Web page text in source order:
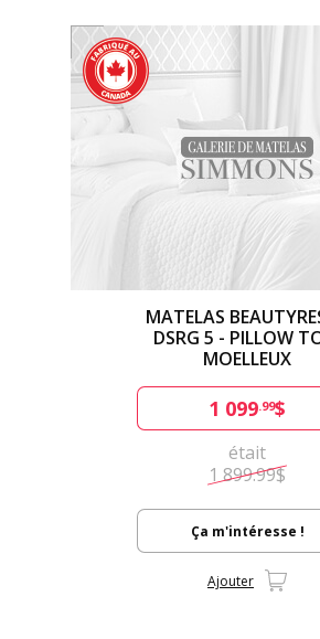
MATELAS
DSRG 5 - PILLOW
MOELLEUX
1 099.99$
était
1 899.99$
Ça m'intéresse !
Ajouter